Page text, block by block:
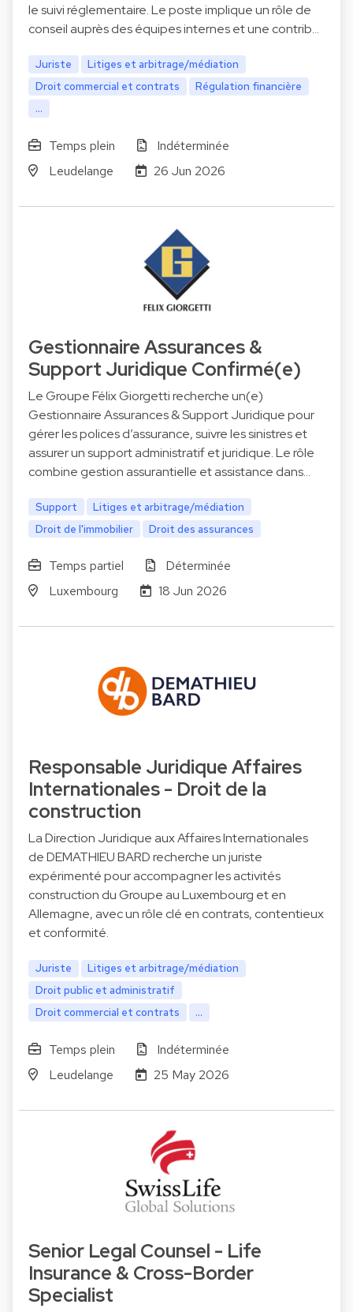
le suivi réglementaire. Le poste implique un rôle de
conseil auprès des équipes internes et une contrib…
Juriste
Litiges et arbitrage/médiation
Droit commercial et contrats
Régulation financière
...
Temps plein
Indéterminée
Leudelange
26 Jun 2026
Gestionnaire Assurances &
Support Juridique Confirmé(e)
Le Groupe Félix Giorgetti recherche un(e)
Gestionnaire Assurances & Support Juridique pour
gérer les polices d’assurance, suivre les sinistres et
assurer un support administratif et juridique. Le rôle
combine gestion assurantielle et assistance dans…
Support
Litiges et arbitrage/médiation
Droit de l'immobilier
Droit des assurances
Temps partiel
Déterminée
Luxembourg
18 Jun 2026
Responsable Juridique Affaires
Internationales - Droit de la
construction
La Direction Juridique aux Affaires Internationales
de DEMATHIEU BARD recherche un juriste
expérimenté pour accompagner les activités
construction du Groupe au Luxembourg et en
Allemagne, avec un rôle clé en contrats, contentieux
et conformité.
Juriste
Litiges et arbitrage/médiation
Droit public et administratif
Droit commercial et contrats
...
Temps plein
Indéterminée
Leudelange
25 May 2026
Senior Legal Counsel - Life
Insurance & Cross-Border
Specialist